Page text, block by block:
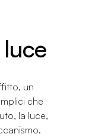
luce
un
che
la luce,